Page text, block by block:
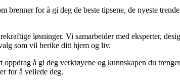
for å gi deg de beste tipsene, de nyeste
løsninger. Vi samarbeider med eksperter,
som vil berike ditt hjem og liv.
å gi deg verktøyene og kunnskapen du
for å veilede deg.